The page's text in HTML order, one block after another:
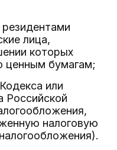
резидентами
лица,
которых
ценным бумагам;
или
Российской
налоговую